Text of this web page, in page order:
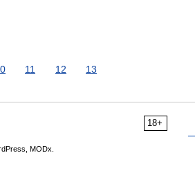
11 12 13
18+
MODx.